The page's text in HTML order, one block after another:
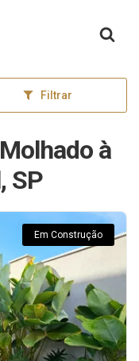
Filtrar
à
SP
Em Construção